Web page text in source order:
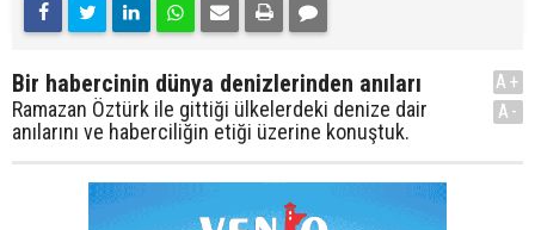
Bir habercinin dünya denizlerinden anıları
Ramazan Öztürk ile gittiği ülkelerdeki denize dair
anılarını ve haberciliğin etiği üzerine konuştuk.
A+
A-